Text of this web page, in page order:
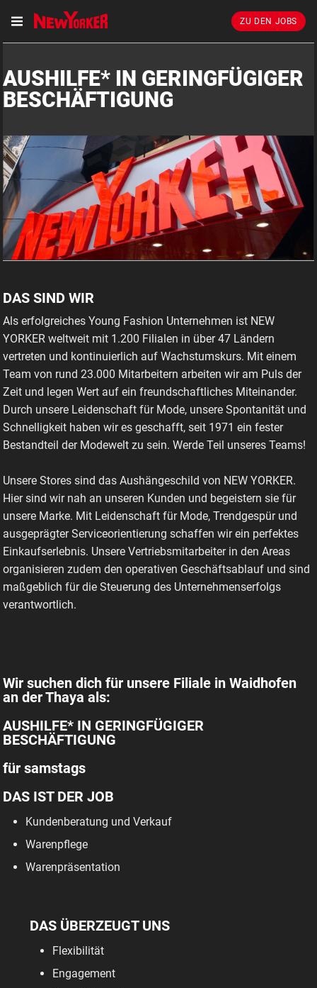
ZU DEN JOBS
AUSHILFE* IN GERINGFÜGIGER
BESCHÄFTIGUNG
DAS SIND WIR
Als erfolgreiches Young Fashion Unternehmen ist NEW
YORKER weltweit mit 1.200 Filialen in über 47 Ländern
vertreten und kontinuierlich auf Wachstumskurs. Mit einem
Team von rund 23.000 Mitarbeitern arbeiten wir am Puls der
Zeit und legen Wert auf ein freundschaftliches Miteinander.
Durch unsere Leidenschaft für Mode, unsere Spontanität und
Schnelligkeit haben wir es geschafft, seit 1971 ein fester
Bestandteil der Modewelt zu sein. Werde Teil unseres Teams!
Unsere Stores sind das Aushängeschild von NEW YORKER.
Hier sind wir nah an unseren Kunden und begeistern sie für
unsere Marke. Mit Leidenschaft für Mode, Trendgespür und
ausgeprägter Serviceorientierung schaffen wir ein perfektes
Einkaufserlebnis. Unsere Vertriebsmitarbeiter in den Areas
organisieren zudem den operativen Geschäftsablauf und sind
maßgeblich für die Steuerung des Unternehmenserfolgs
verantwortlich.
Wir suchen dich für unsere Filiale in Waidhofen
an der Thaya als:
AUSHILFE* IN GERINGFÜGIGER
BESCHÄFTIGUNG
für samstags
DAS IST DER JOB
Kundenberatung und Verkauf
Warenpflege
Warenpräsentation
DAS ÜBERZEUGT UNS
Flexibilität
Engagement